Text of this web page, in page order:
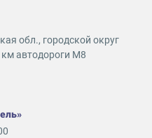
обл., городской округ
автодороги М8